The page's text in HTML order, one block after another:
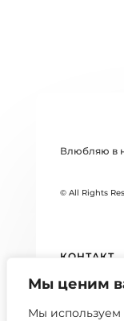
Мы ценим
Мы используем
Влюбляю в
© All Rights
КОНТАКТ
БЛОГ